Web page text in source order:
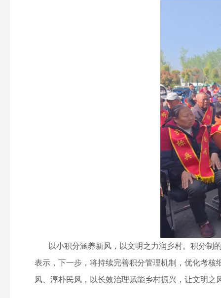
以小积分涵养新风，以文明之力润乡村。积分制的
表示，下一步，将持续完善积分管理机制，优化考
风、淳朴民风，以长效治理赋能乡村振兴，让文明之